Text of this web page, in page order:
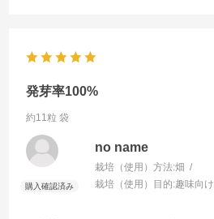
発芽率100%
約11粒 袋
no name
栽培（使用）方法:畑
栽培（使用）目的:趣味向け